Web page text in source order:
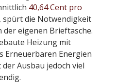
40,64 Cent pro
spürt die Notwendigkeit
der eigenen Brieftasche.
Heizung mit
Erneuerbaren Energien
Ausbau jedoch viel